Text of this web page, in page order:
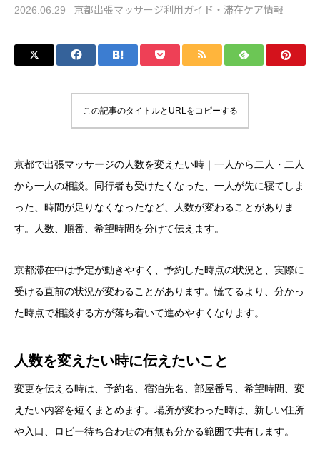
2026.06.29 京都出張マッサージ利用ガイド・滞在ケア情報
この記事のタイトルとURLをコピーする
京都で出張マッサージの人数を変えたい時｜一人から二人・二人
から一人の相談。同行者も受けたくなった、一人が先に寝てしま
った、時間が足りなくなったなど、人数が変わることがありま
す。人数、順番、希望時間を分けて伝えます。
京都滞在中は予定が動きやすく、予約した時点の状況と、実際に
受ける直前の状況が変わることがあります。慌てるより、分かっ
た時点で相談する方が落ち着いて進めやすくなります。
人数を変えたい時に伝えたいこと
変更を伝える時は、予約名、宿泊先名、部屋番号、希望時間、変
えたい内容を短くまとめます。場所が変わった時は、新しい住所
や入口、ロビー待ち合わせの有無も分かる範囲で共有します。